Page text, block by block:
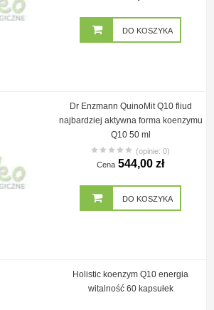
DO KOSZYKA
Dr Enzmann QuinoMit Q10 fliud
najbardziej aktywna forma koenzymu
Q10 50 ml
(opinie: 0)
Cena 544,00 zł
DO KOSZYKA
Holistic koenzym Q10 energia
witalność 60 kapsułek